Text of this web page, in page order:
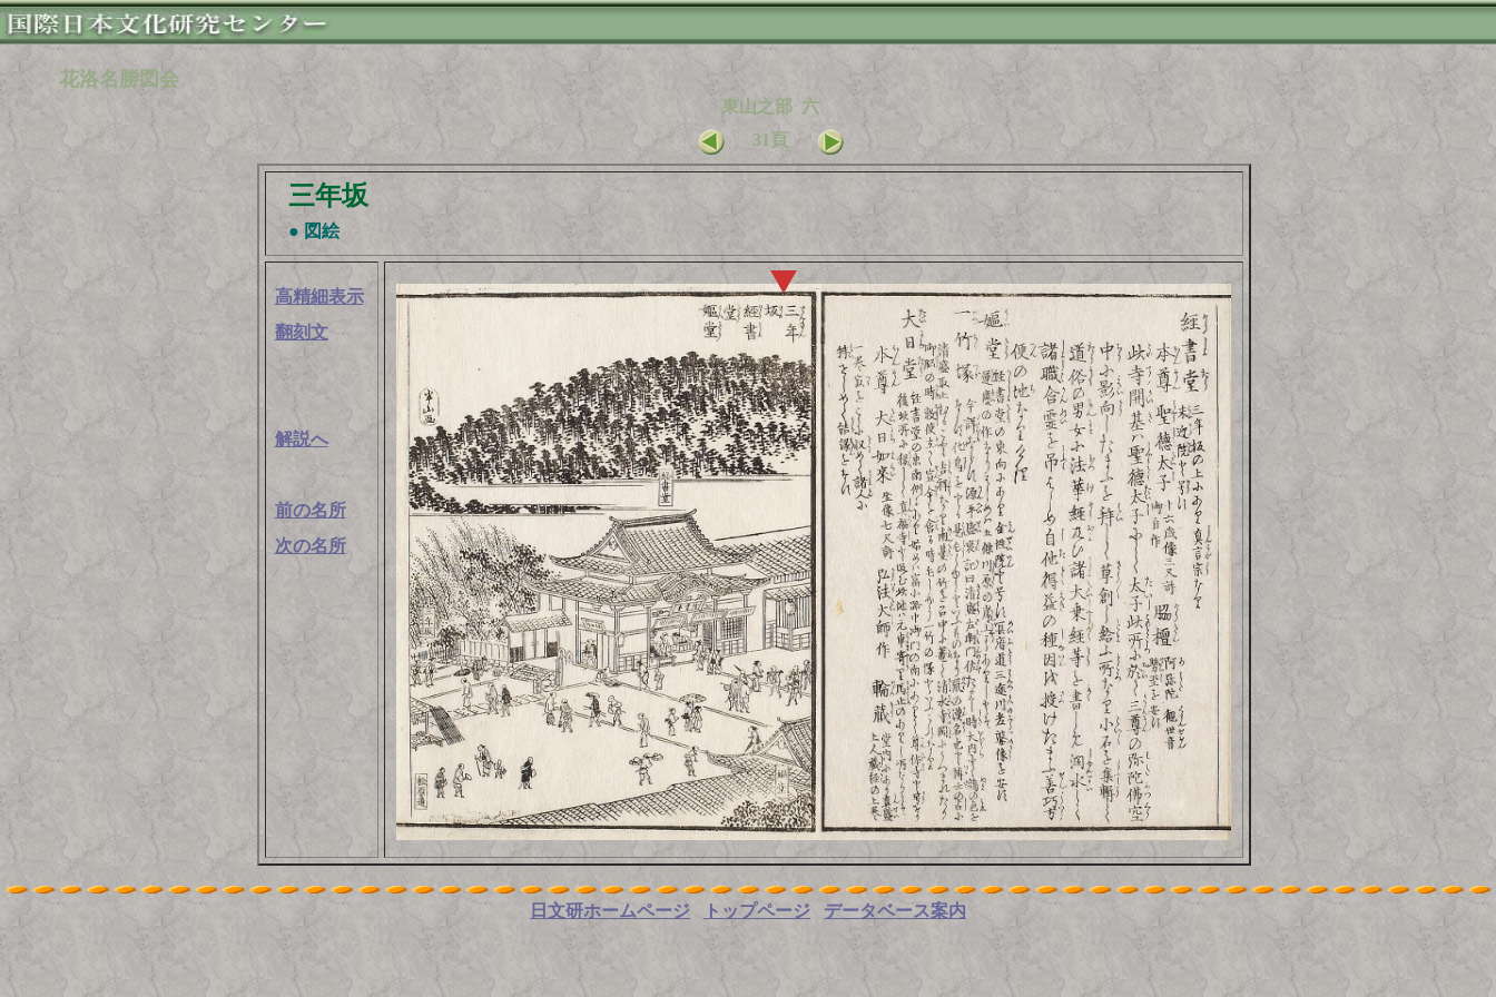
花洛名勝図会
東山之部 六
31頁
三年坂
● 図絵
高精細表示
翻刻文
解説へ
前の名所
次の名所
日文研ホームページ トップページ データベース案内